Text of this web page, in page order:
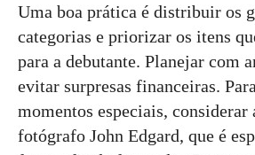
Uma boa prática é distribuir os
categorias e priorizar os itens
para a debutante. Planejar com
evitar surpresas financeiras.
momentos especiais, considerar
fotógrafo John Edgard, que é